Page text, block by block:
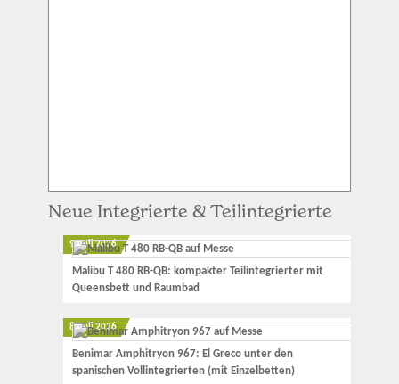
Neue Integrierte & Teilintegrierte
9. Juli 2026
Malibu T 480 RB-QB: kompakter Teilintegrierter mit
Queensbett und Raumbad
8. Juli 2026
Benimar Amphitryon 967: El Greco unter den
spanischen Vollintegrierten (mit Einzelbetten)